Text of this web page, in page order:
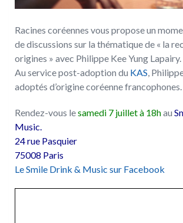
Racines coréennes vous propose un
de discussions sur la thématique de « la
origines » avec Philippe Kee Yung Lapairy.
Au service post-adoption du KAS,
adoptés d’origine coréenne francophones.
Rendez-vous lesamedi 7 juillet à 18hau
Music.
24 rue Pasquier
75008 Paris
Le Smile Drink & Music sur Facebook